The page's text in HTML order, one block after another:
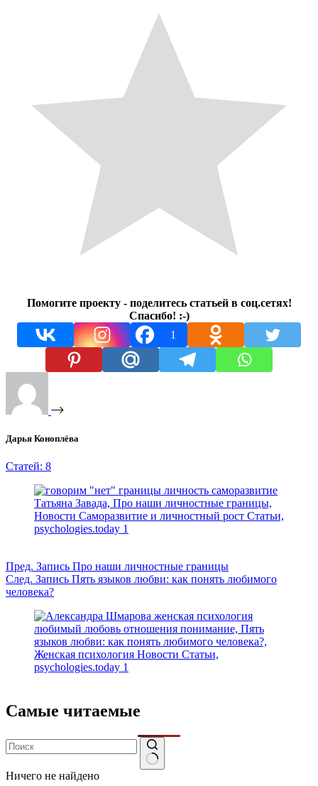
Помогите проекту - поделитесь статьей в соц.сетях!
Спасибо! :-)
1
Дарья Коноплёва
Статей: 8
Пред. Запись Про наши личностные границы
След. Запись Пять языков любви: как понять любимого
человека?
Самые читаемые
Ничего не найдено